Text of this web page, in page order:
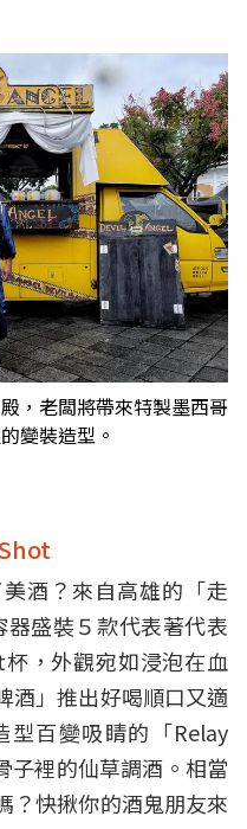
，老闆將帶來特製墨西哥
變裝造型。
酒？來自高雄的「走
盛裝５款代表著代表
，外觀宛如浸泡在血
酒」推出好喝順口又適
型百變吸睛的「Relay
裡的仙草調酒。相當
？快揪你的酒鬼朋友來